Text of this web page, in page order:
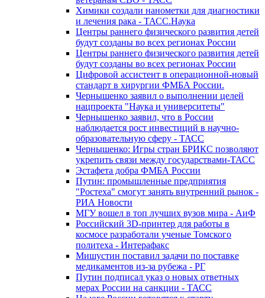
Химики создали нанометки для диагностики
и лечения рака - ТАСС.Наука
Центры раннего физического развития детей
будут созданы во всех регионах России
Центры раннего физического развития детей
будут созданы во всех регионах России
Цифровой ассистент в операционной-новый
стандарт в хирургии ФМБА России.
Чернышенко заявил о выполнении целей
нацпроекта "Наука и университеты"
Чернышенко заявил, что в России
наблюдается рост инвестиций в научно-
образовательную сферу - ТАСС
Чернышенко: Игры стран БРИКС позволяют
укрепить связи между государствами-ТАСС
Эстафета добра ФМБА России
Путин: промышленные предприятия
"Ростеха" смогут занять внутренний рынок -
РИА Новости
МГУ вошел в топ лучших вузов мира - АиФ
Российский 3D-принтер для работы в
космосе разработали ученые Томского
политеха - Интерафакс
Мишустин поставил задачи по поставке
медикаментов из-за рубежа - РГ
Путин подписал указ о новых ответных
мерах России на санкции - ТАСС